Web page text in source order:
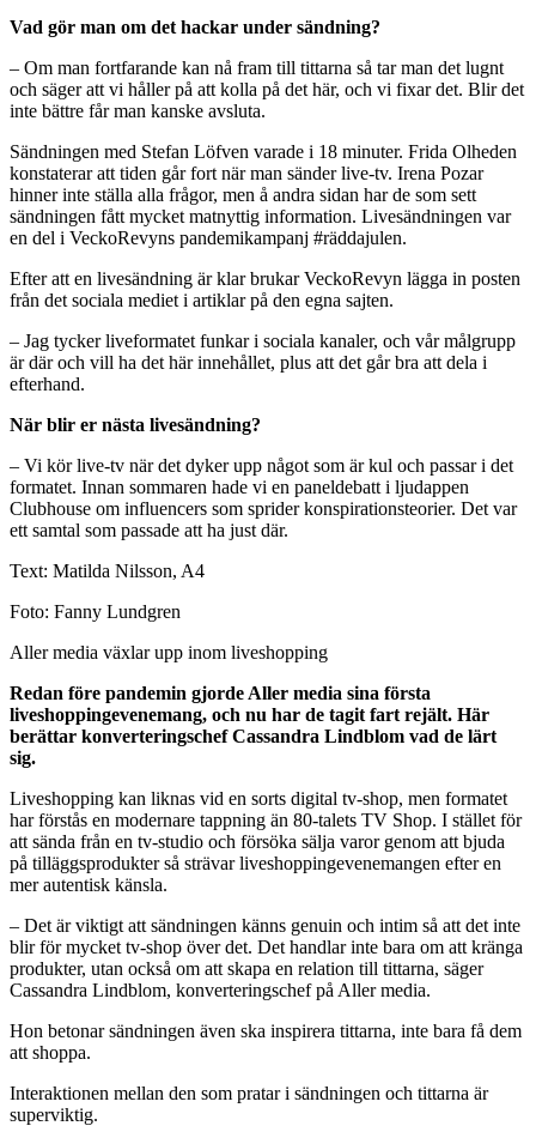
Vad gör man om det hackar under sändning?
– Om man fortfarande kan nå fram till tittarna så tar man det lugnt
och säger att vi håller på att kolla på det här, och vi fixar det. Blir det
inte bättre får man kanske avsluta.
Sändningen med Stefan Löfven varade i 18 minuter. Frida Olheden
konstaterar att tiden går fort när man sänder live-tv. Irena Pozar
hinner inte ställa alla frågor, men å andra sidan har de som sett
sändningen fått mycket matnyttig information. Livesändningen var
en del i VeckoRevyns pandemikampanj #räddajulen.
Efter att en livesändning är klar brukar VeckoRevyn lägga in posten
från det sociala mediet i artiklar på den egna sajten.
– Jag tycker liveformatet funkar i sociala kanaler, och vår målgrupp
är där och vill ha det här innehållet, plus att det går bra att dela i
efterhand.
När blir er nästa livesändning?
– Vi kör live-tv när det dyker upp något som är kul och passar i det
formatet. Innan sommaren hade vi en paneldebatt i ljudappen
Clubhouse om influencers som sprider konspirationsteorier. Det var
ett samtal som passade att ha just där.
Text: Matilda Nilsson, A4
Foto: Fanny Lundgren
Aller media växlar upp inom liveshopping
Redan före pandemin gjorde Aller media sina första
liveshoppingevenemang, och nu har de tagit fart rejält. Här
berättar konverteringschef Cassandra Lindblom vad de lärt
sig.
Liveshopping kan liknas vid en sorts digital tv-shop, men formatet
har förstås en modernare tappning än 80-talets TV Shop. I stället för
att sända från en tv-studio och försöka sälja varor genom att bjuda
på tilläggsprodukter så strävar liveshoppingevenemangen efter en
mer autentisk känsla.
– Det är viktigt att sändningen känns genuin och intim så att det inte
blir för mycket tv-shop över det. Det handlar inte bara om att kränga
produkter, utan också om att skapa en relation till tittarna, säger
Cassandra Lindblom, konverteringschef på Aller media.
Hon betonar sändningen även ska inspirera tittarna, inte bara få dem
att shoppa.
Interaktionen mellan den som pratar i sändningen och tittarna är
superviktig.